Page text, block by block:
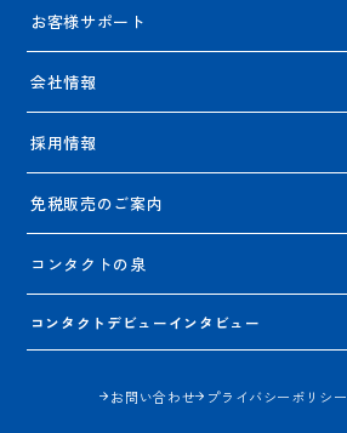
お客様サポート
会社情報
採用情報
免税販売のご案内
コンタクトの泉
コンタクトデビューインタビュー
お問い合わせ プライバシーポリシー